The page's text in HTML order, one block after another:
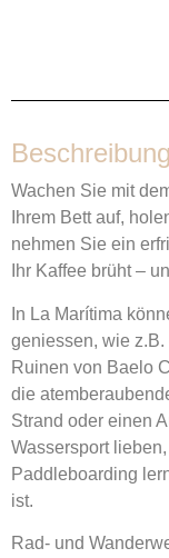
Beschreibung
Wachen Sie mit
Ihrem Bett auf,
nehmen Sie ein
Ihr Kaffee brüht –
In La Marítima
geniessen, wie
Ruinen von Baelo
die
Strand oder einen
Wassersport
Paddleboarding
ist.
Rad- und